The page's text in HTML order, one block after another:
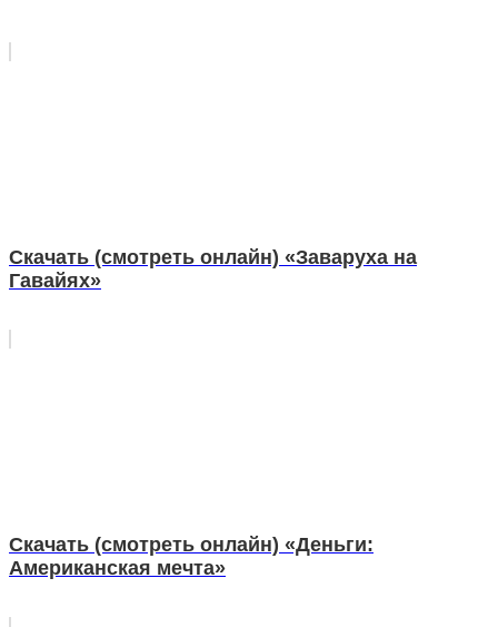
Скачать (смотреть онлайн) «Заваруха на
Гавайях»
Скачать (смотреть онлайн) «Деньги:
Американская мечта»